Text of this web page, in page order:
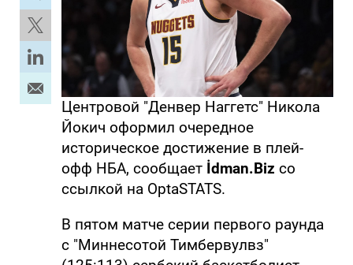
Центровой "Денвер Наггетс" Никола
Йокич оформил очередное
историческое достижение в плей-
офф НБА, сообщает İdman.Biz со
ссылкой на OptaSTATS.
В пятом матче серии первого раунда
с "Миннесотой Тимбервулвз"